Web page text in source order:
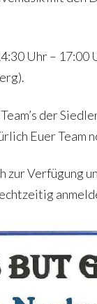
Uhr – 17:00
der
Euer Team
zur Verfügung